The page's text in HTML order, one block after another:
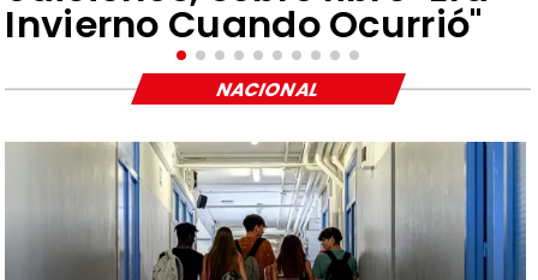
Invierno Cuando Ocurrió"
NACIONAL